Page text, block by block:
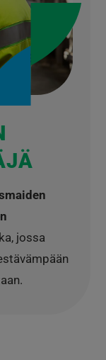
jossa